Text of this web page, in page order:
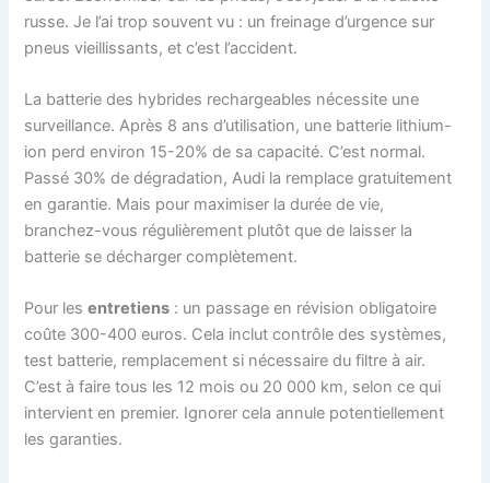
russe. Je l’ai trop souvent vu : un freinage d’urgence sur
pneus vieillissants, et c’est l’accident.
La batterie des hybrides rechargeables nécessite une
surveillance. Après 8 ans d’utilisation, une batterie lithium-
ion perd environ 15-20% de sa capacité. C’est normal.
Passé 30% de dégradation, Audi la remplace gratuitement
en garantie. Mais pour maximiser la durée de vie,
branchez-vous régulièrement plutôt que de laisser la
batterie se décharger complètement.
Pour lesentretiens : un passage en révision obligatoire
coûte 300-400 euros. Cela inclut contrôle des systèmes,
test batterie, remplacement si nécessaire du filtre à air.
C’est à faire tous les 12 mois ou 20 000 km, selon ce qui
intervient en premier. Ignorer cela annule potentiellement
les garanties.